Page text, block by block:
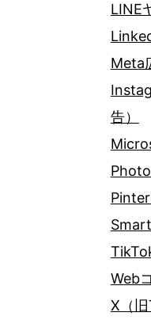
LINE
Meta
告）
Web
X（